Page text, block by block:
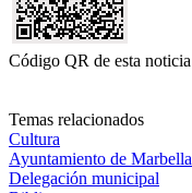
Código QR de esta noticia
Temas relacionados
Cultura
Ayuntamiento de Marbella
Delegación municipal